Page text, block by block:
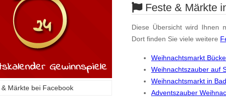
Feste & Märkte
Diese Übersicht wird Ihnen
Dort finden Sie viele weitere
Weihnachtsmarkt
Weihnachtszauber auf
Weihnachtsmarkt in
Adventszauber
& Märkte bei Facebook